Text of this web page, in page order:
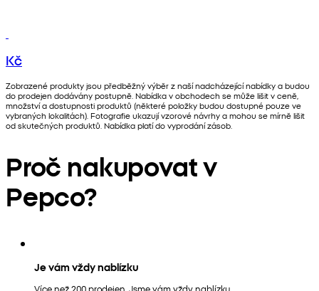
Kč
Zobrazené produkty jsou předběžný výběr z naší nadcházející nabídky a budou
do prodejen dodávány postupně. Nabídka v obchodech se může lišit v ceně,
množství a dostupnosti produktů (některé položky budou dostupné pouze ve
vybraných lokalitách). Fotografie ukazují vzorové návrhy a mohou se mírně lišit
od skutečných produktů. Nabídka platí do vyprodání zásob.
Proč nakupovat v
Pepco?
Je vám vždy nablízku
Více než 200 prodejen. Jsme vám vždy nablízku.